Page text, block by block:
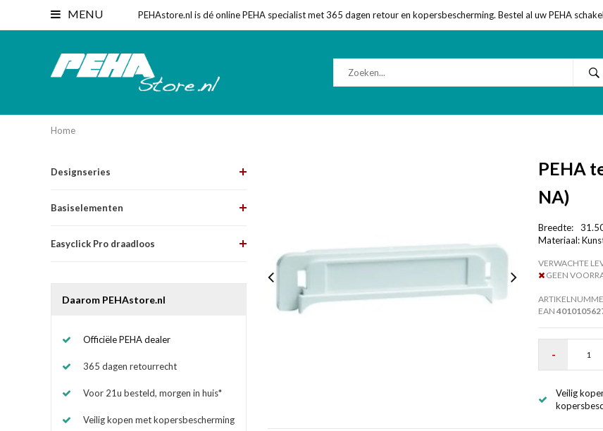
MENU PEHAstore.nl is dé online PEHA specialist met 365 dagen retour en kopersbescherming. Bestel al uw PEHA
Home
Designseries
Basiselementen
Easyclick Pro draadloos
Daarom PEHAstore.nl
Officiële PEHA dealer
365 dagen retourrecht
Voor 21u besteld, morgen in huis*
Veilig kopen met kopersbescherming
PEHA
NA)
Breedte:
Materiaal:
VERWACHTE
GEEN
EAN
-
Veilig